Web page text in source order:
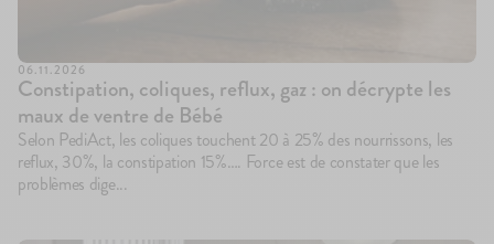
06.11.2026
Constipation, coliques, reflux, gaz : on décrypte les
maux de ventre de Bébé
Selon PediAct, les coliques touchent 20 à 25% des nourrissons, les
reflux, 30%, la constipation 15%…. Force est de constater que les
problèmes dige...